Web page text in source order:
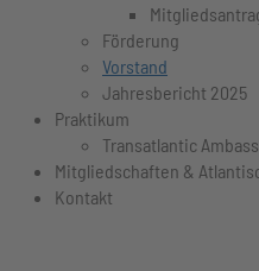
Förderung
Vorstand
Jahresbericht 2025
Praktikum
Transatlantic
Mitgliedschaften &
Kontakt